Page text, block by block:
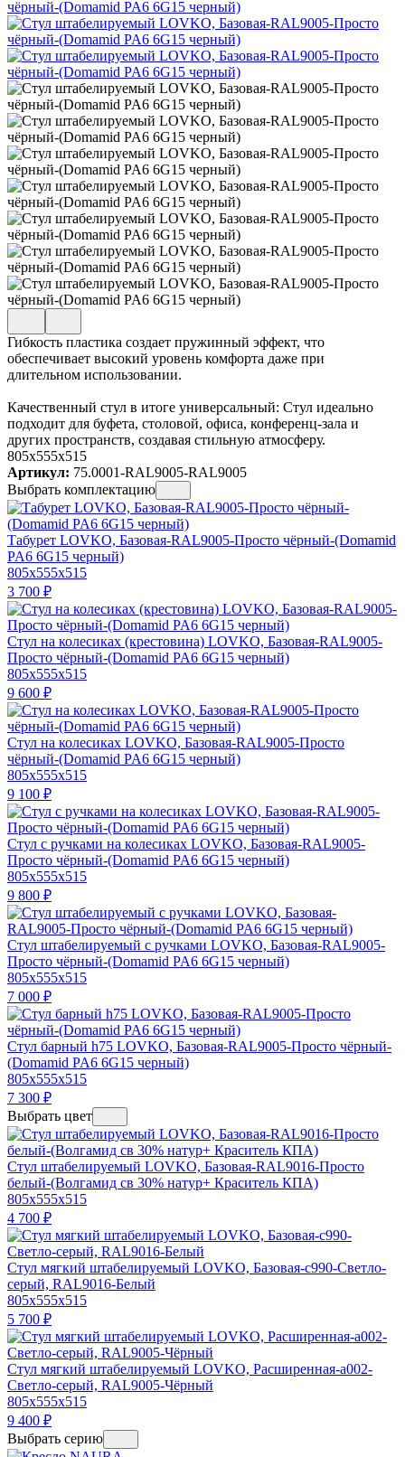
Гибкость пластика создает пружинный эффект, что
обеспечивает высокий уровень комфорта даже при
длительном использовании.
Качественный стул в итоге универсальный: Стул идеально
подходит для буфета, столовой, офиса, конференц-зала и
других пространств, создавая стильную атмосферу.
805x555x515
Артикул: 75.0001-RAL9005-RAL9005
Выбрать комплектацию
Табурет LOVKO, Базовая-RAL9005-Просто чёрный-(Domamid
PA6 6G15 черный)
805x555x515
3 700 ₽
Стул на колесиках (крестовина) LOVKO, Базовая-RAL9005-
Просто чёрный-(Domamid PA6 6G15 черный)
805x555x515
9 600 ₽
Стул на колесиках LOVKO, Базовая-RAL9005-Просто
чёрный-(Domamid PA6 6G15 черный)
805x555x515
9 100 ₽
Стул с ручками на колесиках LOVKO, Базовая-RAL9005-
Просто чёрный-(Domamid PA6 6G15 черный)
805x555x515
9 800 ₽
Стул штабелируемый с ручками LOVKO, Базовая-RAL9005-
Просто чёрный-(Domamid PA6 6G15 черный)
805x555x515
7 000 ₽
Стул барный h75 LOVKO, Базовая-RAL9005-Просто чёрный-
(Domamid PA6 6G15 черный)
805x555x515
7 300 ₽
Выбрать цвет
Стул штабелируемый LOVKO, Базовая-RAL9016-Просто
белый-(Волгамид св 30% натур+ Краситель КПА)
805x555x515
4 700 ₽
Стул мягкий штабелируемый LOVKO, Базовая-c990-Светло-
серый, RAL9016-Белый
805x555x515
5 700 ₽
Стул мягкий штабелируемый LOVKO, Расширенная-a002-
Светло-серый, RAL9005-Чёрный
805x555x515
9 400 ₽
Выбрать серию